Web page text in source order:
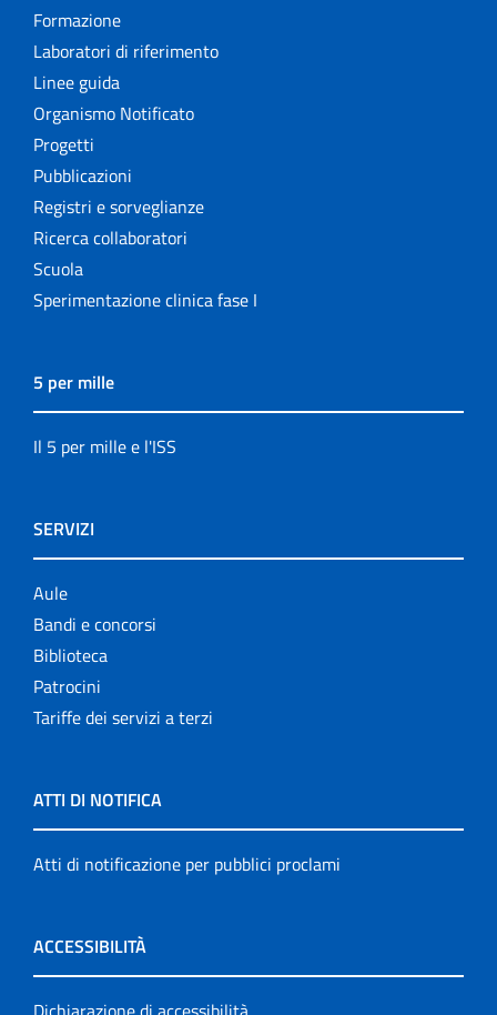
Formazione
Laboratori di riferimento
Linee guida
Organismo Notificato
Progetti
Pubblicazioni
Registri e sorveglianze
Ricerca collaboratori
Scuola
Sperimentazione clinica fase I
5 per mille
Il 5 per mille e l'ISS
SERVIZI
Aule
Bandi e concorsi
Biblioteca
Patrocini
Tariffe dei servizi a terzi
ATTI DI NOTIFICA
Atti di notificazione per pubblici proclami
ACCESSIBILITÀ